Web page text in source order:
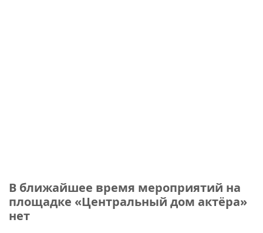
В ближайшее время мероприятий на
площадке «Центральный дом актёра»
нет